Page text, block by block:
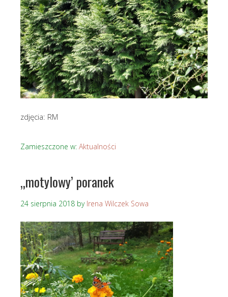
zdjęcia: RM
Zamieszczone w: Aktualności
„motylowy’ poranek
24 sierpnia 2018 by Irena Wilczek Sowa